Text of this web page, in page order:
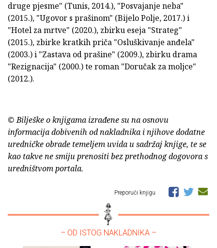
druge pjesme" (Tunis, 2014.), "Posvajanje neba"
(2015.), "Ugovor s prašinom" (Bijelo Polje, 2017.) i
"Hotel za mrtve" (2020.), zbirku eseja "Strateg"
(2015.), zbirke kratkih priča "Osluškivanje anđela"
(2003.) i "Zastava od prašine" (2009.), zbirku drama
"Rezignacija" (2000.) te roman "Doručak za moljce"
(2012.).
© Bilješke o knjigama izrađene su na osnovu
informacija dobivenih od nakladnika i njihove dodatne
uredničke obrade temeljem uvida u sadržaj knjige, te se
kao takve ne smiju prenositi bez prethodnog dogovora s
uredništvom portala.
Preporuči knjigu
– OD ISTOG NAKLADNIKA –